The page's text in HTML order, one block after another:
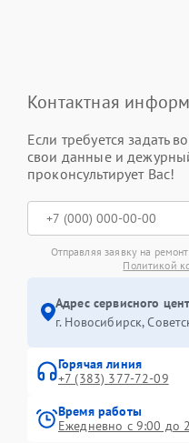
Контактная
Если требуется задать
свои данные и
проконсультирует Вас!
Отправляя заявку на
Политикой
Адрес сервисного
г. Новосибирск,
Горячая линия
+7 (383) 377-72-09
Время работы
Ежедневно с 9:00 до